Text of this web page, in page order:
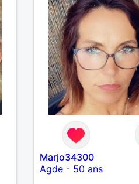
Marjo34300
Agde - 50 ans